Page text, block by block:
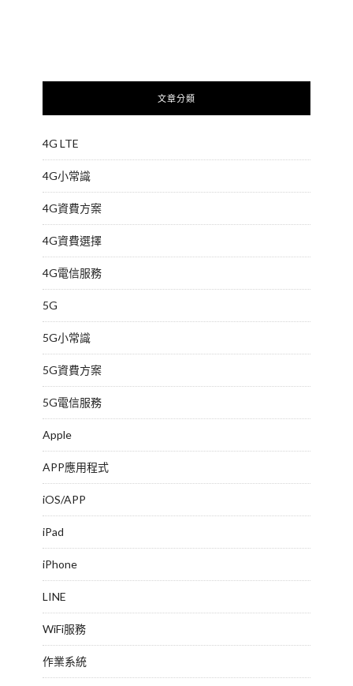
文章分類
4G LTE
4G小常識
4G資費方案
4G資費選擇
4G電信服務
5G
5G小常識
5G資費方案
5G電信服務
Apple
APP應用程式
iOS/APP
iPad
iPhone
LINE
WiFi服務
作業系統